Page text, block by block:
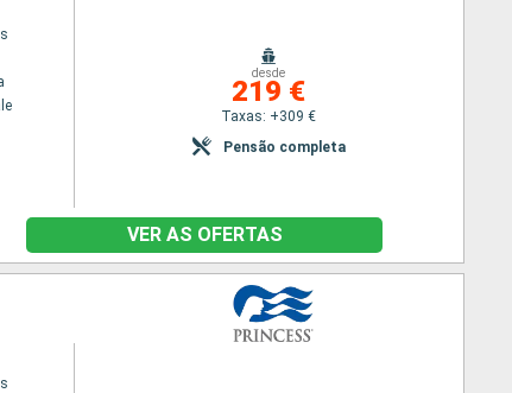
desde
219 €
Taxas: +309 €
Pensão completa
VER AS OFERTAS